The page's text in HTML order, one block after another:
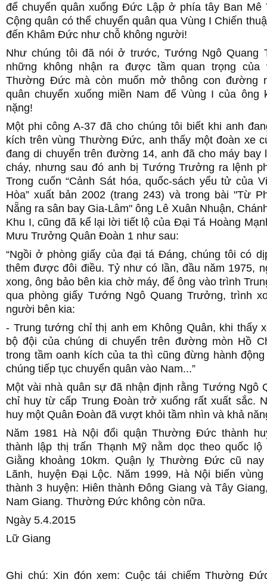
để chuyển quân xuống Đức Lập ở phía tây Ban Mê
Cộng quân có thể chuyển quân qua Vùng I Chiến
đến Khâm Đức như chỗ không người!
Như chúng tôi đã nói ở trước, Tướng Ngô Quang
những không nhận ra được tầm quan trọng của
Thường Đức mà còn muốn mở thông con đường
quân chuyển xuống miền Nam để Vùng I của ông
nặng!
Một phi công A-37 đã cho chúng tôi biết khi anh
kích trên vùng Thường Đức, anh thấy một đoàn xe
đang di chuyển trên đường 14, anh đã cho máy bay
cháy, nhưng sau đó anh bị Tướng Trưởng ra lệnh
Trong cuốn “Cảnh Sát hóa, quốc-sách yểu tử của
Hòa” xuất bản 2002 (trang 243) và trong bài "Từ
Nẵng ra sân bay Gia-Lâm" ông Lê Xuân Nhuận,
Khu I, cũng đã kể lại lời tiết lộ của Đại Tá Hoàng
Mưu Trưởng Quân Đoàn 1 như sau:
“Ngồi ở phòng giấy của đại tá Đáng, chúng tôi có
thêm được đôi điều. Tỷ như có lần, đầu năm 1975,
xong, ông bảo bên kia chờ máy, để ông vào trình
qua phòng giấy Tướng Ngô Quang Trưởng, trình
người bên kia:
- Trung tướng chỉ thị anh em Không Quân, khi thấy
bộ đội của chúng di chuyển trên đường mòn Hồ
trong tầm oanh kích của ta thì cũng đừng hành
chúng tiếp tục chuyển quân vào Nam...”
Một vài nhà quân sự đã nhận định rằng Tướng Ngô
chỉ huy từ cấp Trung Đoàn trở xuống rất xuất sắc.
huy một Quân Đoàn đã vượt khỏi tầm nhìn và khả
Năm 1981 Hà Nội đổi quận Thường Đức thành
thành lập thị trấn Thạnh Mỹ nằm dọc theo quốc lộ
Giằng khoảng 10km. Quận lỵ Thường Đức cũ
Lãnh, huyện Đại Lộc. Năm 1999, Hà Nội biến
thành 3 huyện: Hiên thành Đông Giang và Tây
Nam Giang. Thường Đức không còn nữa.
Ngày 5.4.2015
Lữ Giang
Ghi chú: Xin đón xem: Cuộc tái chiếm Thường